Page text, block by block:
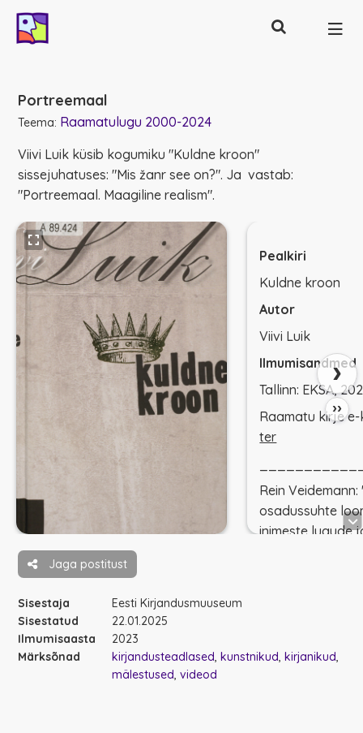
Otsing
Portreemaal
Teema: Raamatulugu 2000-2024
Viivi Luik küsib kogumiku "Kuldne kroon"
sissejuhatuses: "Mis žanr see on?". Ja vastab:
"Portreemaal. Maagiline realism".
Pealkiri
Kuldne kroon
Autor
Viivi Luik
Ilmumisandmed
Tallinn: EKSA,
Raamatu kirje
ter
Rein Veidemann:
osadussuhte
inimeste lugude
ühtaegu
››
›
Jaga postitust
Sisestaja
Eesti Kirjandusmuuseum
Sisestatud
22.01.2025
Ilmumisaasta
2023
Märksõnad
kirjandusteadlased kunstnikud kirjanikud
mälestused videod